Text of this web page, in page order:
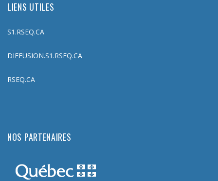
LIENS UTILES
S1.RSEQ.CA
DIFFUSION.S1.RSEQ.CA
RSEQ.CA
NOS PARTENAIRES